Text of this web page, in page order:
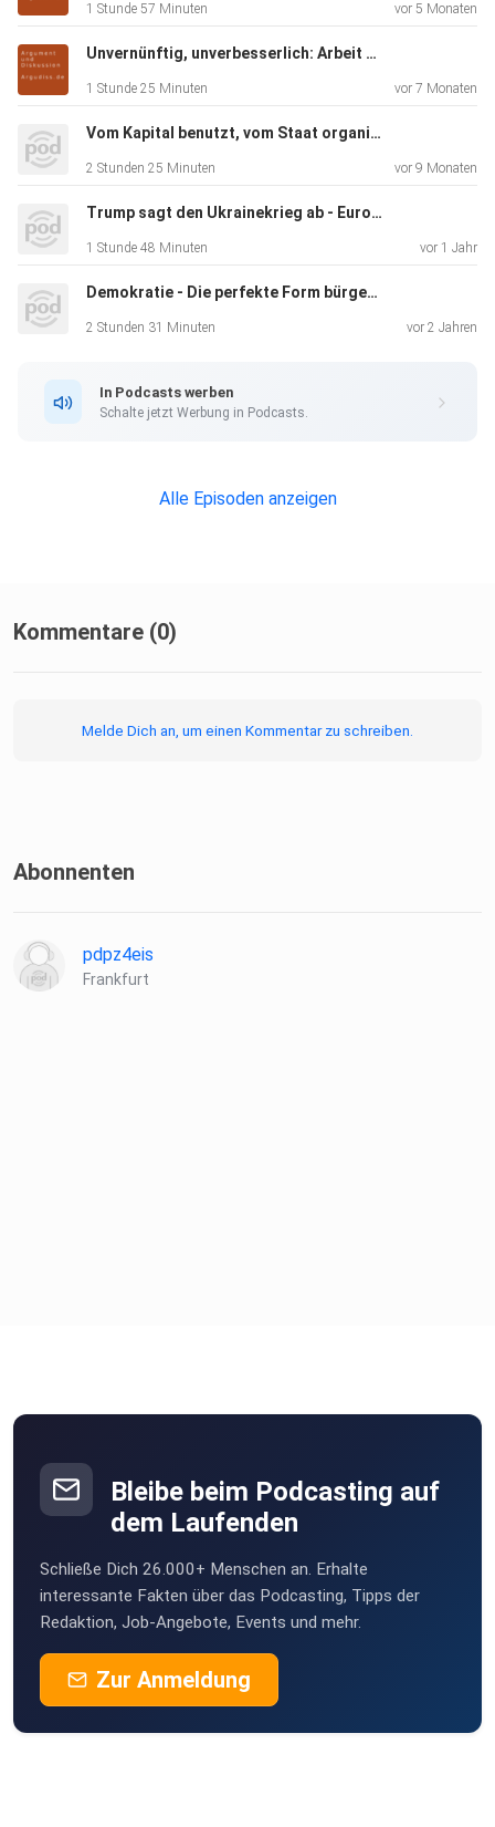
1 Stunde 57 Minuten vor 5 Monaten
Unvernünftig, unverbesserlich: Arbeit & Reichtum im Kapitalismus
1 Stunde 25 Minuten vor 7 Monaten
Vom Kapital benutzt, vom Staat organisiert, von Patrioten beargwöhnt: Deutschland, seine Migration und seine Migrationspolitik
2 Stunden 25 Minuten vor 9 Monaten
Trump sagt den Ukrainekrieg ab - Europa kann Frieden mit Russland nicht brauchen
1 Stunde 48 Minuten vor 1 Jahr
Demokratie - Die perfekte Form bürgerlicher Herrschaft
2 Stunden 31 Minuten vor 2 Jahren
In Podcasts werben
Schalte jetzt Werbung in Podcasts.
Alle Episoden anzeigen
Kommentare (0)
Melde Dich an, um einen Kommentar zu schreiben.
Abonnenten
pdpz4eis
Frankfurt
Bleibe beim Podcasting auf
dem Laufenden
Schließe Dich 26.000+ Menschen an. Erhalte
interessante Fakten über das Podcasting, Tipps der
Redaktion, Job-Angebote, Events und mehr.
Zur Anmeldung